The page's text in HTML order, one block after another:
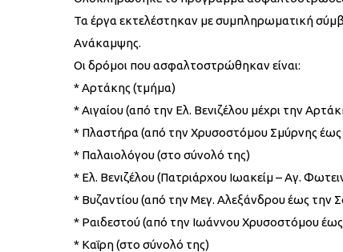
Τα έργα εκτελέστηκαν με συμπληρωματική
Ανάκαμψης.
Οι δρόμοι που ασφαλτοστρώθηκαν είναι:
* Αρτάκης (τμήμα)
* Αιγαίου (από την Ελ. Βενιζέλου μέχρι την
* Πλαστήρα (από την Χρυσοστόμου Σμύρνης έως
* Παλαιολόγου (στο σύνολό της)
* Ελ. Βενιζέλου (Πατριάρχου Ιωακείμ – Αγ.
* Βυζαντίου (από την Μεγ. Αλεξάνδρου έως την
* Ραιδεστού (από την Ιωάννου Χρυσοστόμου
* Καΐρη (στο σύνολό της)